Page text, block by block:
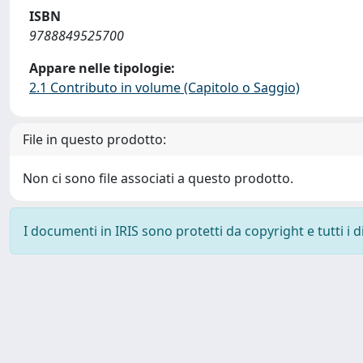
ISBN
9788849525700
Appare nelle tipologie:
2.1 Contributo in volume (Capitolo o Saggio)
File in questo prodotto:
Non ci sono file associati a questo prodotto.
I documenti in IRIS sono protetti da copyright e tutti i